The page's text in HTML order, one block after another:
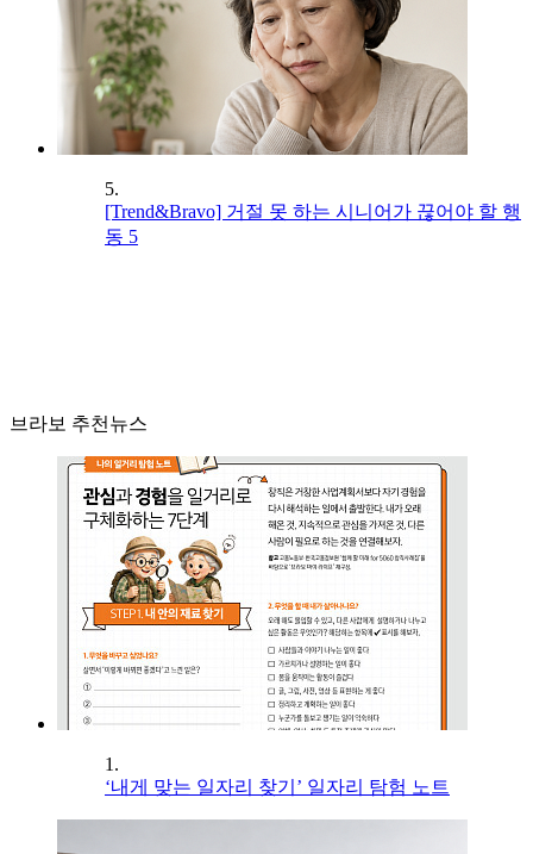
5.
[Trend&Bravo] 거절 못 하는 시니어가 끊어야 할 행
동 5
브라보 추천뉴스
1.
‘내게 맞는 일자리 찾기’ 일자리 탐험 노트